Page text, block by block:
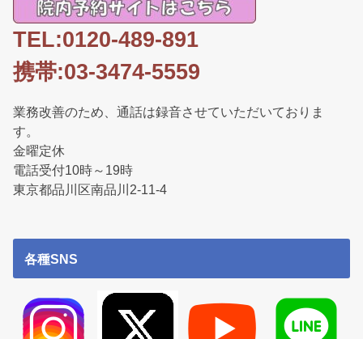
TEL:0120-489-891
携帯:03-3474-5559
業務改善のため、通話は録音させていただいておりま
す。
金曜定休
電話受付10時～19時
東京都品川区南品川2-11-4
各種SNS